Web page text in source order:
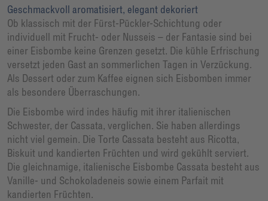
Geschmackvoll aromatisiert, elegant dekoriert
Ob klassisch mit der Fürst-Pückler-Schichtung oder
individuell mit Frucht- oder Nusseis – der Fantasie sind bei
einer Eisbombe keine Grenzen gesetzt. Die kühle Erfrischung
versetzt jeden Gast an sommerlichen Tagen in Verzückung.
Als Dessert oder zum Kaffee eignen sich Eisbomben immer
als besondere Überraschungen.
Die Eisbombe wird indes häufig mit ihrer italienischen
Schwester, der Cassata, verglichen. Sie haben allerdings
nicht viel gemein. Die Torte Cassata besteht aus Ricotta,
Biskuit und kandierten Früchten und wird gekühlt serviert.
Die gleichnamige, italienische Eisbombe Cassata besteht aus
Vanille- und Schokoladeneis sowie einem Parfait mit
kandierten Früchten.